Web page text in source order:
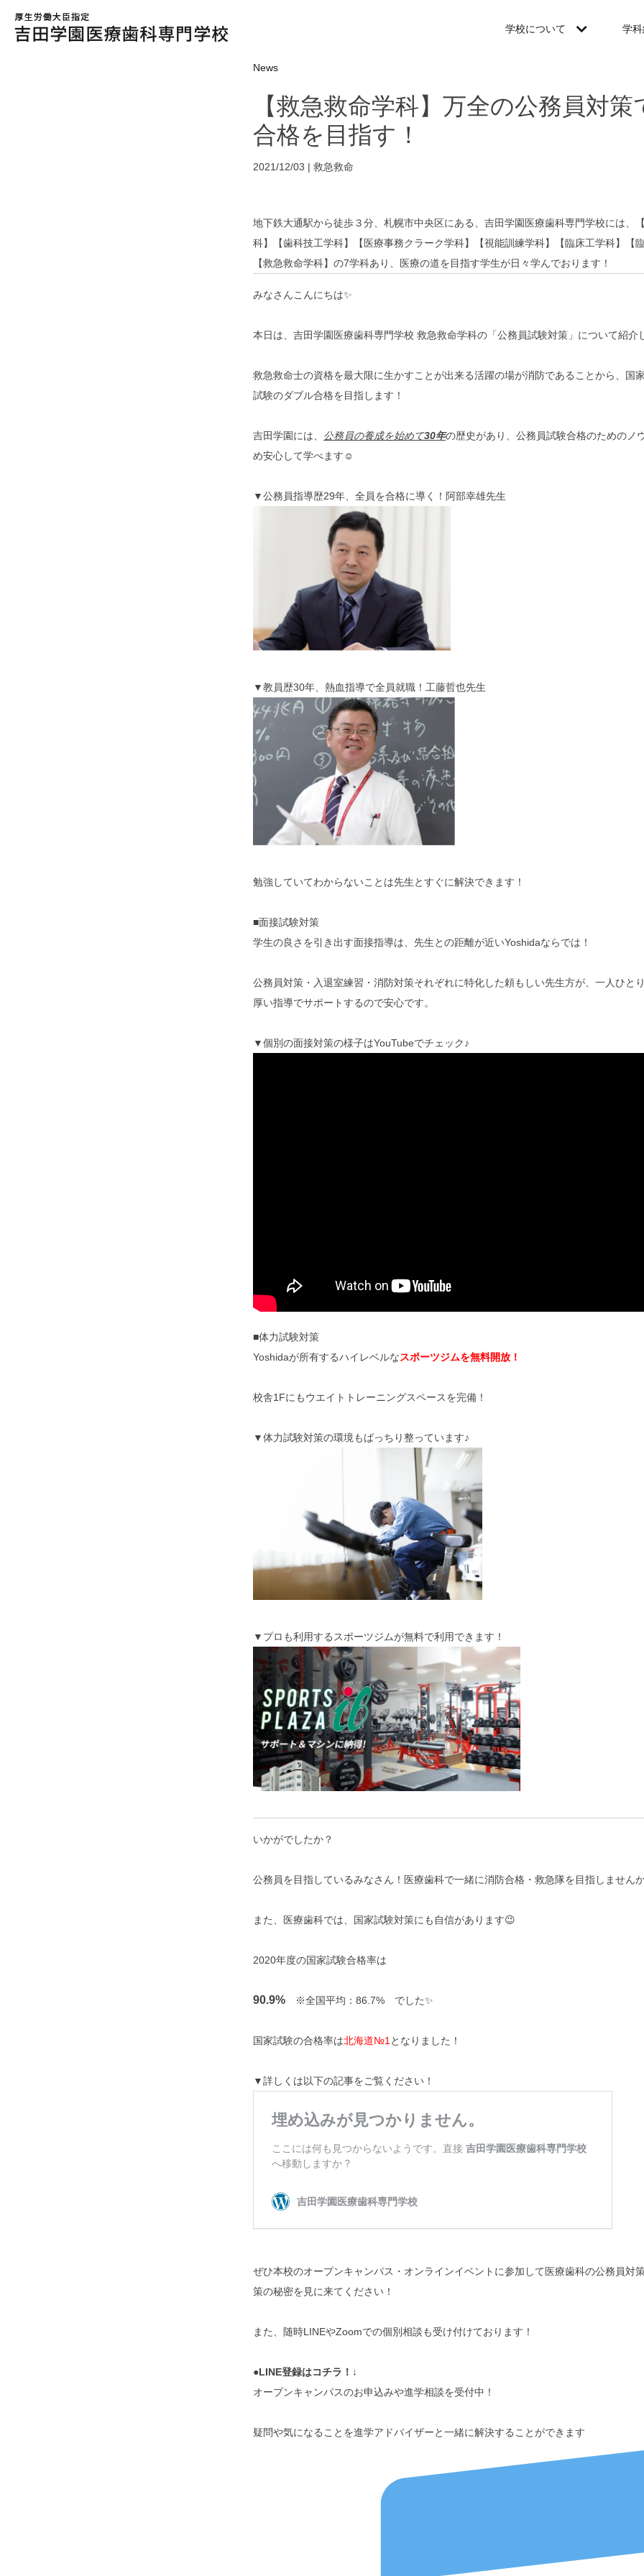
学校について 学
News
【救急救命学科】万全の公務員対策
合格を目指す！
2021/12/03 | 救急救命
地下鉄大通駅から徒歩３分、札幌市中央区にある、吉田学園医療歯科専門学校には、
科】【歯科技工学科】【医療事務クラーク学科】【視能訓練学科】【臨床工学科】【
【救急救命学科】の7学科あり、医療の道を目指す学生が日々学んでおります！
みなさんこんにちは✨
本日は、吉田学園医療歯科専門学校 救急救命学科の「公務員試験対策」について紹介
救急救命士の資格を最大限に生かすことが出来る活躍の場が消防であることから、国
試験のダブル合格を目指します！
吉田学園には、 公務員の養成を始めて30年の歴史があり、 公務員試験合格のためのノ
め安心して学べます☺
▼公務員指導歴29年、全員を合格に導く！阿部幸雄先生
▼教員歴30年、熱血指導で全員就職！工藤哲也先生
勉強していてわからないことは先生とすぐに解決できます！
■面接試験対策
学生の良さを引き出す面接指導は、先生との距離が近いYoshidaならでは！
公務員対策・入退室練習・消防対策それぞれに特化した頼もしい先生方が、一人ひと
厚い指導でサポートするので安心です。
▼個別の面接対策の様子はYouTubeでチェック♪
■体力試験対策
Yoshidaが所有するハイレベルなスポーツジムを無料開放！
校舎1Fにもウエイトトレーニングスペースを完備！
▼体力試験対策の環境もばっちり整っています♪
▼プロも利用するスポーツジムが無料で利用できます！
いかがでしたか？
公務員を目指しているみなさん！医療歯科で一緒に消防合格・救急隊を目指しません
また、医療歯科では、 国家試験対策にも自信があります😉
2020年度の国家試験合格率は
90.9% ※全国平均：86.7% でした✨
国家試験の合格率は北海道№1となりました！
▼詳しくは以下の記事をご覧ください！
ぜひ本校のオープンキャンパス・オンラインイベントに参加して医療歯科の公務員対
策の秘密を見に来てください！
また、随時LINEやZoomでの個別相談も受け付けております！
●LINE登録はコチラ！↓
オープンキャンパスのお申込みや進学相談を受付中！
疑問や気になることを進学アドバイザーと一緒に解決することができます